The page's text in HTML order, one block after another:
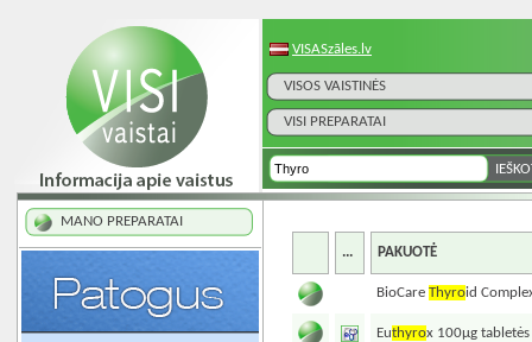
VISASzāles.lv
VISOS VAISTINĖS
VISI PREPARATAI
MANO PREPARATAI
... PAKUOTĖ
BioCareThyroid
Euthyrox 100µg